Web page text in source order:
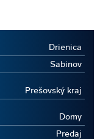
Drienica
Sabinov
Prešovský kraj
Domy
Predaj